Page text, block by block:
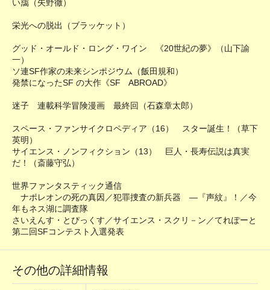
い靄（矢野徹）
栄光への脱出（ブラッケット）
グッド・オールド・ロング・ワイン 《20世紀の夢》（山下諭
一）
ソ連SF作家の未来シンポジウム（飯田規和）
発禁になったSF の大作《SF ABROAD》
迷子 連載科学冒険漫画 最終回（石森章太郎）
スペース・ファンサイクロペディア（16） スター誕生！（草下
英明）
サイエンス・ノンフィクション（13） 巨人・長寿伝説は真実
だ！（斎藤守弘）
世界ファンタスティック通信
ナポレオンの死の真因／犯罪捜査の新兵器 ―『声紋』！／今
年もネス湖に調査隊
さいえんす・とぴっくす／サイエンス・スクリ－ン／てれぽーと
第二回SFコンテスト入選発表
その他の詳細情報